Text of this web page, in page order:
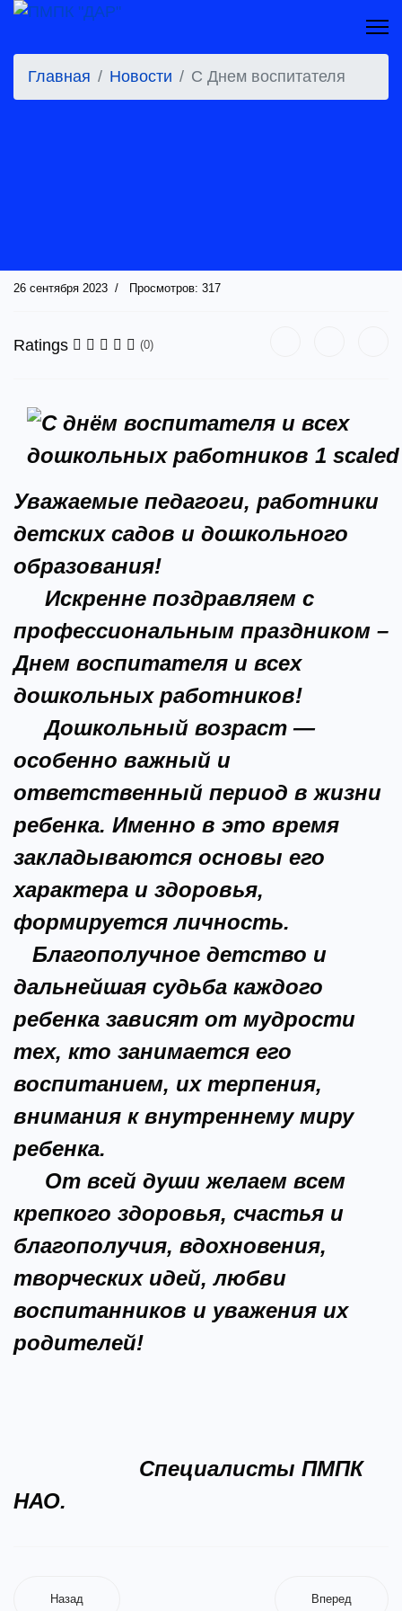
Главная Новости C Днем воспитателя
26 сентября 2023 Просмотров: 317
Ratings (0)
Уважаемые педагоги, работники
детских садов и дошкольного
образования!
Искренне поздравляем с
профессиональным праздником –
Днем воспитателя и всех
дошкольных работников!
Дошкольный возраст —
особенно важный и
ответственный период в жизни
ребенка. Именно в это время
закладываются основы его
характера и здоровья,
формируется личность.
Благополучное детство и
дальнейшая судьба каждого
ребенка зависят от мудрости
тех, кто занимается его
воспитанием, их терпения,
внимания к внутреннему миру
ребенка.
От всей души желаем всем
крепкого здоровья, счастья и
благополучия, вдохновения,
творческих идей, любви
воспитанников и уважения их
родителей!
Специалисты ПМПК
НАО.
Назад Вперед